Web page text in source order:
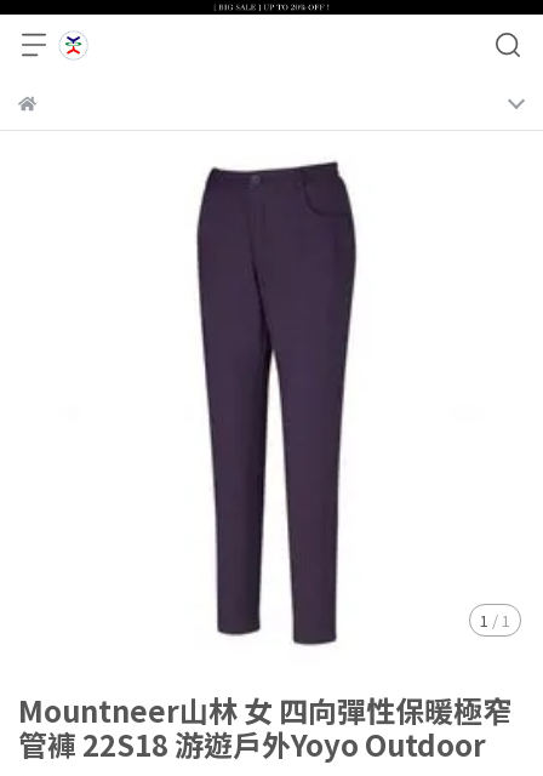
1 /1
Mountneer山林 女 四向彈性保暖極窄
管褲 22S18 游遊戶外Yoyo Outdoor